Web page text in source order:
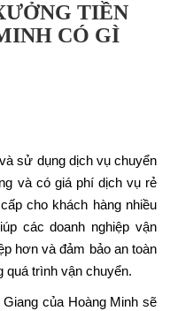
TIỀN
CÓ GÌ
sử dụng dịch vụ chuyển
và có giá phí dịch vụ rẻ
cho khách hàng nhiều
các doanh nghiệp vận
hơn và đảm bảo an toàn
quá trình vận chuyển.
của Hoàng Minh sẽ